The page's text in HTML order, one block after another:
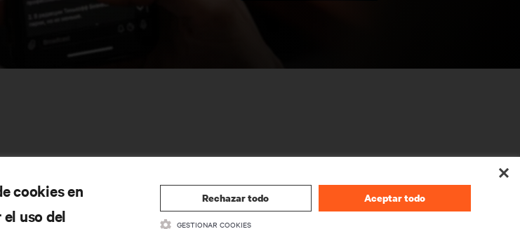
cookies en
uso del
Rechazar todo Aceptar todo
GESTIONAR COOKIES